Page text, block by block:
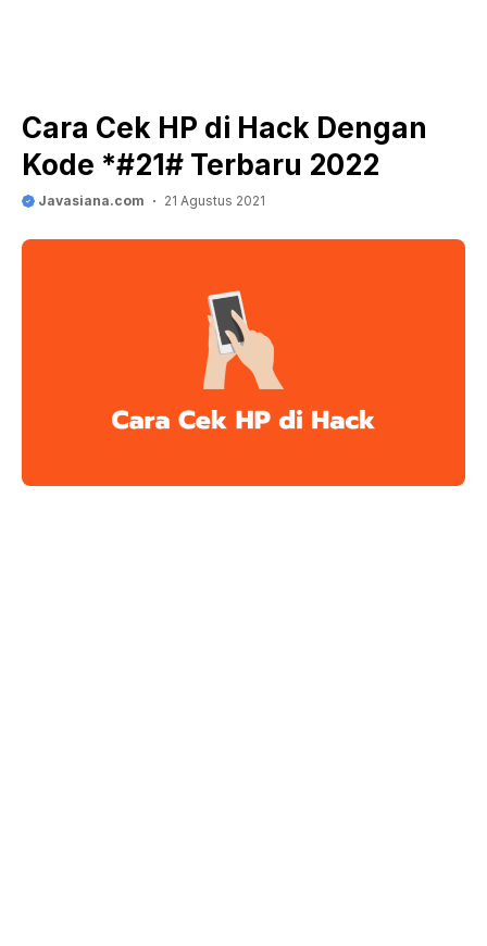
Cara Cek HP di Hack Dengan
Kode *#21# Terbaru 2022
Javasiana.com 21 Agustus 2021